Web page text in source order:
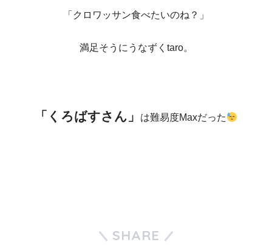
「クロワッサン食べたいのね？」
満足そうにうなずくtaro。
「くろばすさん」 は難易度Maxだった
SHARE